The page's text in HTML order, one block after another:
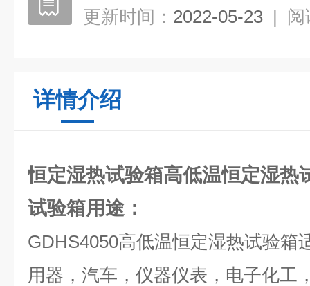
更新时间： 2022-05-23 | 阅
详情介绍
恒定湿热试验箱高低温恒定湿热
试验箱用途：
GDHS4050高低温恒定湿热试验箱
用器，汽车，仪器仪表，电子化工